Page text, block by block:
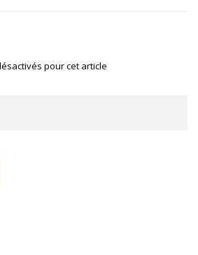
pour cet article